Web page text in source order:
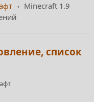
Minecraft 1.9
список